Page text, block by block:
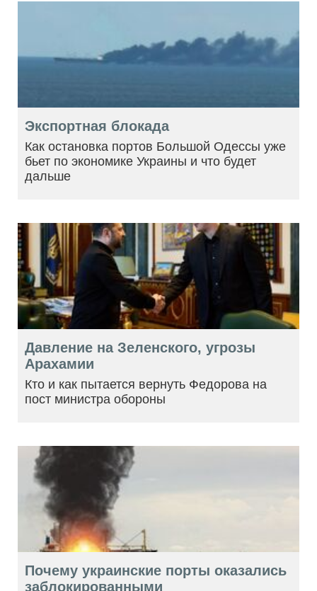
Экспортная блокада
Как остановка портов Большой Одессы уже
бьет по экономике Украины и что будет
дальше
Давление на Зеленского, угрозы
Арахамии
Кто и как пытается вернуть Федорова на
пост министра обороны
Почему украинские порты оказались
заблокированными